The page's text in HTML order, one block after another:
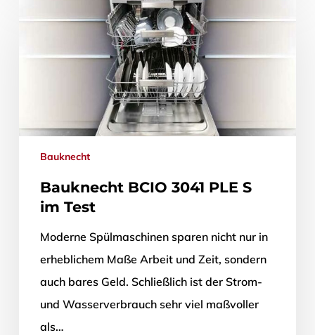
Bauknecht
Bauknecht BCIO 3041 PLE S
im Test
Moderne Spülmaschinen sparen nicht nur in
erheblichem Maße Arbeit und Zeit, sondern
auch bares Geld. Schließlich ist der Strom-
und Wasserverbrauch sehr viel maßvoller
als…